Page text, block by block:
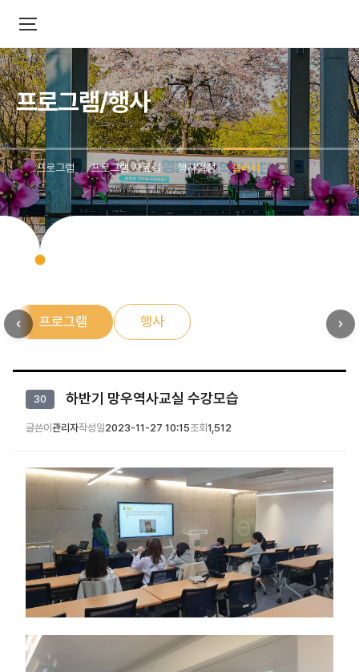
프로그램 프로그램 자료실 행사일정 갤러리
프로그램/행사
프로그램 행사
30 하반기 망우역사교실 수강모습
글쓴이 관리자작성일2023-11-27 10:15조회 1,512